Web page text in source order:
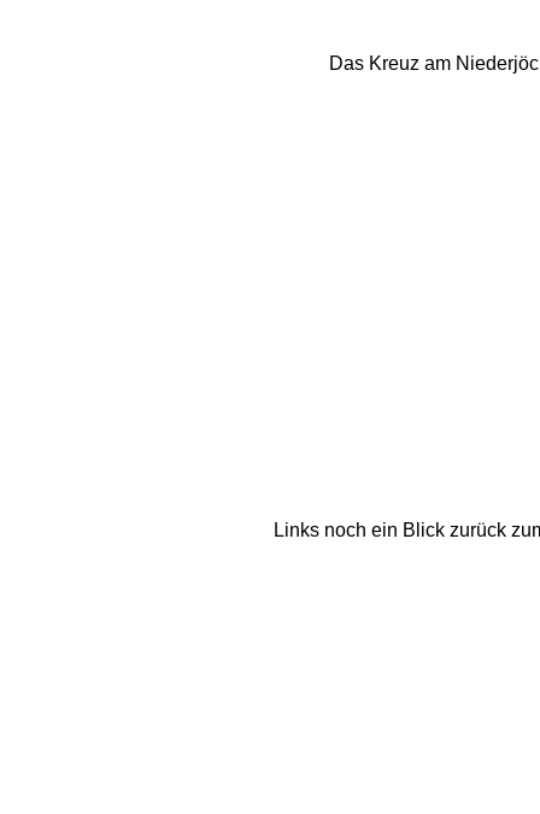
Links noch ein Blick zurück
Das Kreuz am